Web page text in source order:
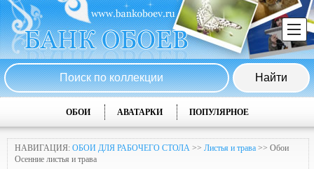
ОБОИ АВАТАРКИ ПОПУЛЯРНОЕ
НАВИГАЦИЯ: ОБОИ ДЛЯ РАБОЧЕГО СТОЛА >> Листья и трава >> Обои
Осенние листья и трава